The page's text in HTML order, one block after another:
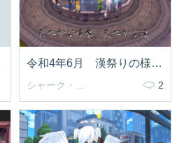
令和4年6月 漢祭りの様子！
シャーク・エイン 2